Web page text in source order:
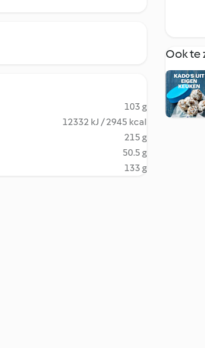
103 g
12332 kJ / 2945 kcal
215 g
50.5 g
133 g
Ook te